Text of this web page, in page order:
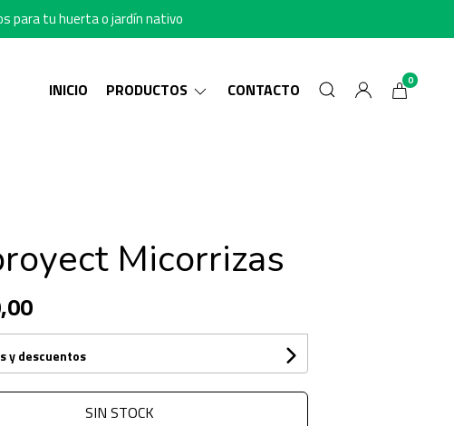
para tu huerta o jardín nativo
INICIO PRODUCTOS CONTACTO 0
Micorrizas
y descuentos
SIN STOCK